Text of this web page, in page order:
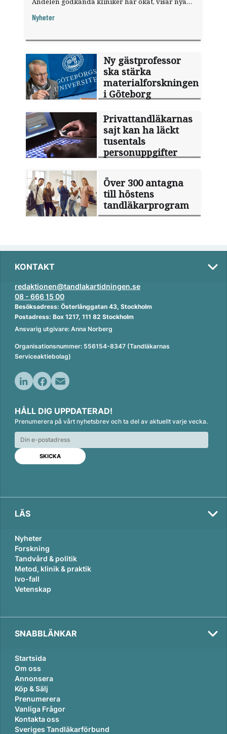
Nyheter
Ny gästprofessor
ska stärka
materialforskningen
i Göteborg
Privattandläkarnas
sajt kan ha läckt
tusentals
personuppgifter
Över 300 antagna
till höstens
tandläkarprogram
KONTAKT
redaktionen@tandlakartidningen.se
08 - 666 15 00
Besöksadress: Österlånggatan 43, Stockholm
Postadress: Box 1217, 111 82 Stockholm
Ansvarig utgivare: Anna Norberg
Organisationsnummer: 556154-8347 (Tandläkarnas
Serviceaktiebolag)
n
k
e
d
n
c
e
b
o
o
k
a
i
l
HÅLL DIG UPPDATERAD!
Prenumerera på vårt nyhetsbrev och ta del av aktuellt varje vecka.
LÄS
Nyheter
Forskning
Tandvård & politik
Metod, klinik & praktik
Ivo-fall
Vetenskap
SNABBLÄNKAR
Startsida
Om oss
Annonsera
Köp & Sälj
Prenumerera
Vanliga Frågor
Kontakta oss
Sveriges Tandläkarförbund